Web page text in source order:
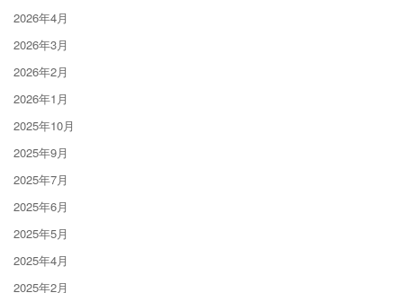
2026年4月
2026年3月
2026年2月
2026年1月
2025年10月
2025年9月
2025年7月
2025年6月
2025年5月
2025年4月
2025年2月